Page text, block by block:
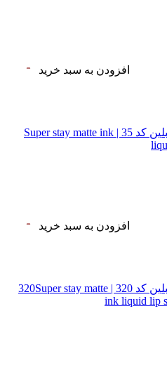
افزودن به سبد خرید
رژ مایع مات سوپر استی‌ برندمیبلین کد 35 | Super stay matte ink
افزودن به سبد خرید
رژ مایع مات سوپر استی‌ برندمیبلین کد 320 | 320Super stay matte
ink liquid lip